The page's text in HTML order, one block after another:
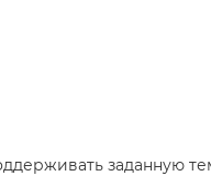
заданную